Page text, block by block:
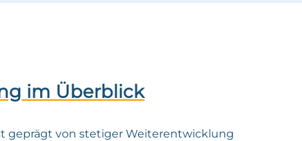
im Überblick
geprägt von stetiger Weiterentwicklung